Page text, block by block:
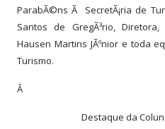
ParabÃ©ns Ã SecretÃ¡ria de
Santos de GregÃ³rio,
Hausen Martins JÃºnior e toda
Turismo.
Â
Destaque da